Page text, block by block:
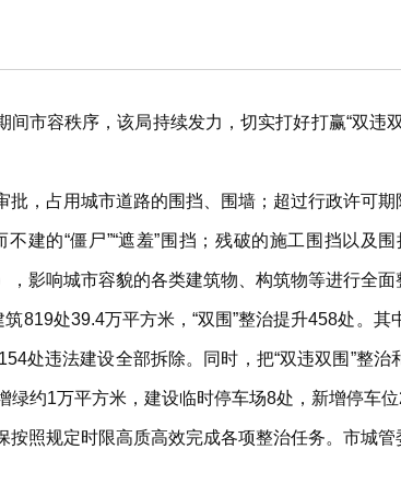
市容秩序，该局持续发力，切实打好打赢“双违
，占用城市道路的围挡、围墙；超过行政许可
建的“僵尸”“遮羞”围挡；残破的施工围挡以及
影响城市容貌的各类建筑物、构筑物等进行全面
819处39.4万平方米，“双围”整治提升458处。
处违法建设全部拆除。同时，把“双违双围”整
约1万平方米，建设临时停车场8处，新增停车位
照规定时限高质高效完成各项整治任务。市城